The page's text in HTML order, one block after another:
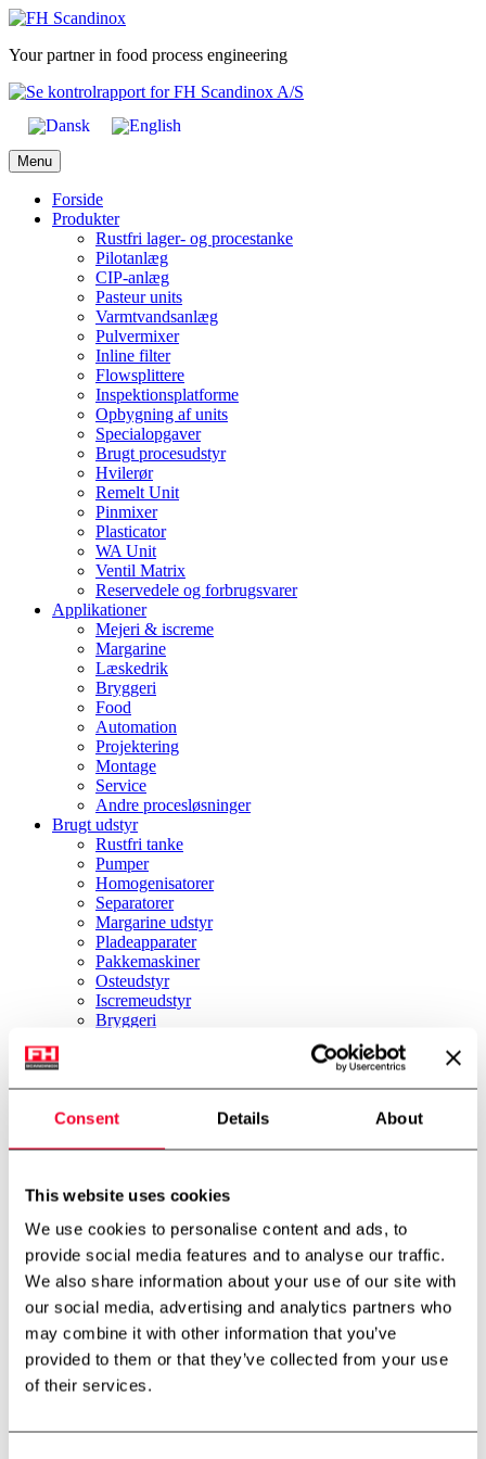
Consent Details About
This website uses cookies
We use cookies to personalise content and ads, to
provide social media features and to analyse our traffic.
We also share information about your use of our site with
our social media, advertising and analytics partners who
may combine it with other information that you’ve
provided to them or that they’ve collected from your use
of their services.
Skip
content
Your partner in food process engineering
Menu
Forside
Produkter
Rustfri lager- og procestanke
Pilotanlæg
CIP-anlæg
Pasteur units
Varmtvandsanlæg
Pulvermixer
Inline filter
Flowsplittere
Inspektionsplatforme
Opbygning af units
Specialopgaver
Brugt procesudstyr
Hvilerør
Remelt Unit
Pinmixer
Plasticator
WA Unit
Ventil Matrix
Reservedele og forbrugsvarer
Applikationer
Mejeri & iscreme
Margarine
Læskedrik
Bryggeri
Food
Automation
Projektering
Montage
Service
Andre procesløsninger
Brugt udstyr
Rustfri tanke
Pumper
Homogenisatorer
Separatorer
Margarine udstyr
Pladeapparater
Pakkemaskiner
Osteudstyr
Iscremeudstyr
Bryggeri
Nyheder
Miljø & Bæredygtighed
Teknologicenter
Downloads
Job
Kontakt
FH Scandinox DK
FH Scandinox Norge
Forside
Pumper
Lobepumper
Inoxpa lobepumpe
Tilbage til oversigt